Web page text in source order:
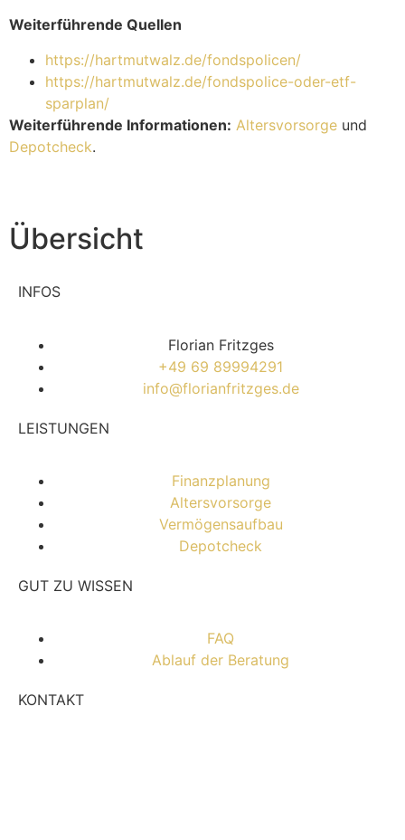
Weiterführende Quellen
https://hartmutwalz.de/fondspolicen/
https://hartmutwalz.de/fondspolice-oder-etf-
sparplan/
Weiterführende Informationen: Altersvorsorge und
Depotcheck.
Übersicht
INFOS
Florian Fritzges
+49 69 89994291
info@florianfritzges.de
LEISTUNGEN
Finanzplanung
Altersvorsorge
Vermögensaufbau
Depotcheck
GUT ZU WISSEN
FAQ
Ablauf der Beratung
KONTAKT